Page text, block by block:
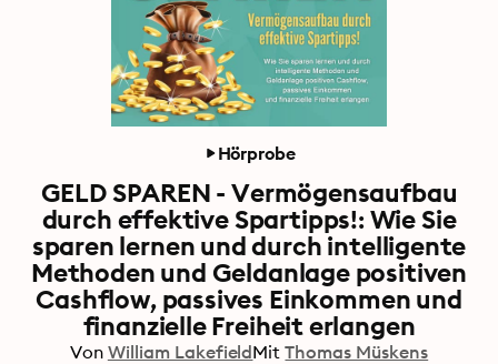
Hörprobe
GELD SPAREN - Vermögensaufbau
durch effektive Spartipps!: Wie Sie
sparen lernen und durch intelligente
Methoden und Geldanlage positiven
Cashflow, passives Einkommen und
finanzielle Freiheit erlangen
Von William LakefieldMit Thomas Müskens